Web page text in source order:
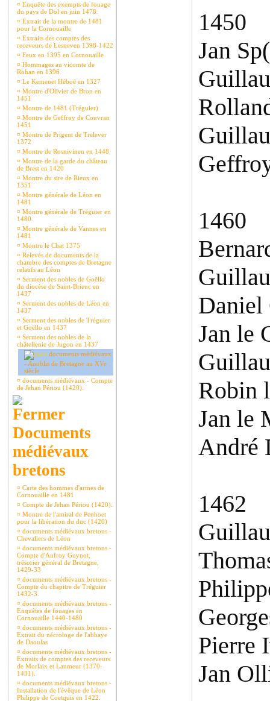
¤ Enquête des exempts de fouage
du pays de Dol en juin 1478.
¤ Extrait de la montre de 1481
pour la Cornouaille
¤ Extraits des comptes des
receveurs de Lesneven 1398-1422
¤ Feux en 1395 en Cornouaille
¤ Hommages au vicomte de
Rohan en 1396
¤ Le Kemenet Héboé en 1327
¤ Montre d'Olivier de Bron en
1451
¤ Montre de 1481 (Tréguier)
¤ Montre de Geffroy de Couvran
1451
¤ Montre de Prigent de Trelever
1372
¤ Montre de Rosnivinen en 1448
¤ Montre de la garde du château
de Brest en 1420
¤ Montre du sire de Rieux en
1351
¤ Montre générale de Léon en
1481
¤ Montre générale de Tréguier en
1480.
¤ Montre générale de Vannes en
1481
¤ Montre le Chat 1375
¤ Relevés de documents de la
chambre des comptes de Bretagne
relatifs au Léon
¤ Serment des nobles de Goëllo
du diocèse de Saint-Brieuc en
1437
¤ Serment des nobles de Léon en
1437
¤ Serment des nobles de Tréguier
et Goëllo en 1437
¤ Serment des nobles de la
châtellenie de Jugon en 1437
documents médiévaux
- Anoblis de Bretagne au XVe
siècle
¤ documents médiévaux - Compte
de Jehan Périou (1420).
Documents
médiévaux
bretons
¤ Carte des hommes d'armes de
Cornouaille en 1481
¤ Compte de Jehan Périou (1420).
¤ Montre de l'amiral de Penhoet
pour la libération du duc (1420)
¤ documents médiévaux bretons -
Chevaliers de Léon
¤ documents médiévaux bretons -
Compte d'Aufroy Guynot,
trésorier général de Bretagne,
1429-33
¤ documents médiévaux bretons -
Compte du chapitre de Tréguier
1432-3.
¤ documents médiévaux bretons -
Enquêtes de fouages en
Cornouaille 1440-1480
¤ documents médiévaux bretons -
Extrait du nécrologe de l'abbaye
de Daoulas
¤ documents médiévaux bretons -
Extraits de comptes des receveurs
de Morlaix et Lanmeur (1370-
1431).
¤ documents médiévaux bretons -
Installation de l'évêque de Léon
Philippe de Coetquis en 1422.
1450
Jan
1460
Daniel
Jan le
Robin
Jan le
André
1462
Pierre
Jan